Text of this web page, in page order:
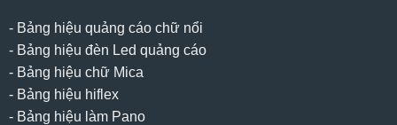
- Bảng hiệu quảng cáo chữ nổi
- Bảng hiệu đèn Led quảng cáo
- Bảng hiệu chữ Mica
- Bảng hiệu hiflex
- Bảng hiệu làm Pano